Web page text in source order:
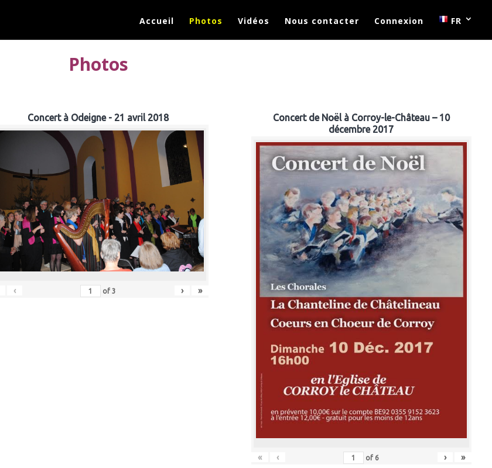
Accueil Photos Vidéos Nous contacter Connexion FR
Photos
Concert à Odeigne - 21 avril 2018
‹ of3 › »
Concert de Noël à Corroy-le-Château – 10
décembre 2017
« ‹ of 6 › »